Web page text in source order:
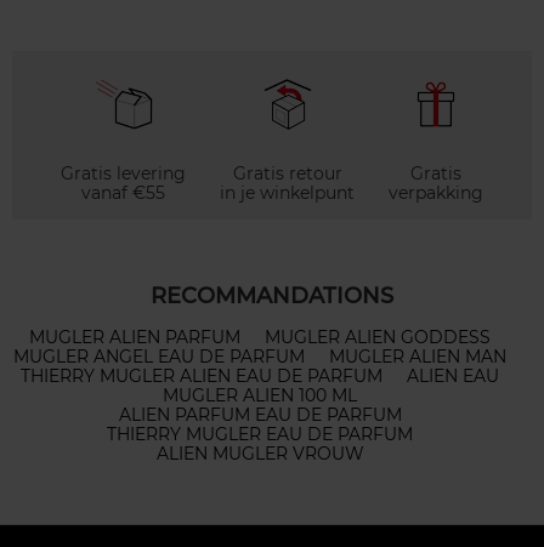
Gratis levering
vanaf €55
Gratis retour
in je winkelpunt
Gratis
verpakking
RECOMMANDATIONS
MUGLER ALIEN PARFUM
MUGLER ALIEN GODDESS
MUGLER ANGEL EAU DE PARFUM
MUGLER ALIEN MAN
THIERRY MUGLER ALIEN EAU DE PARFUM
ALIEN EAU
MUGLER ALIEN 100 ML
ALIEN PARFUM EAU DE PARFUM
THIERRY MUGLER EAU DE PARFUM
ALIEN MUGLER VROUW